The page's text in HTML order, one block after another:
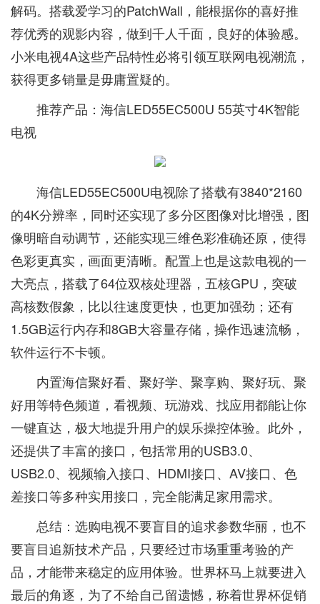
解码。搭载爱学习的PatchWall，能根据你的喜好推
荐优秀的观影内容，做到千人千面，良好的体验感。
小米电视4A这些产品特性必将引领互联网电视潮流，
获得更多销量是毋庸置疑的。
推荐产品：海信LED55EC500U 55英寸4K智能
电视
海信LED55EC500U电视除了搭载有3840*2160
的4K分辨率，同时还实现了多分区图像对比增强，图
像明暗自动调节，还能实现三维色彩准确还原，使得
色彩更真实，画面更清晰。配置上也是这款电视的一
大亮点，搭载了64位双核处理器，五核GPU，突破
高核数假象，比以往速度更快，也更加强劲；还有
1.5GB运行内存和8GB大容量存储，操作迅速流畅，
软件运行不卡顿。
内置海信聚好看、聚好学、聚享购、聚好玩、聚
好用等特色频道，看视频、玩游戏、找应用都能让你
一键直达，极大地提升用户的娱乐操控体验。此外，
还提供了丰富的接口，包括常用的USB3.0、
USB2.0、视频输入接口、HDMI接口、AV接口、色
差接口等多种实用接口，完全能满足家用需求。
总结：选购电视不要盲目的追求参数华丽，也不
要盲目追新技术产品，只要经过市场重重考验的产
品，才能带来稳定的应用体验。世界杯马上就要进入
最后的角逐，为了不给自己留遗憾，称着世界杯促销